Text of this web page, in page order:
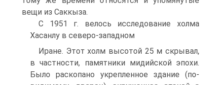
вещи из Саккыза.
C 1951 г. велось исследование холма
Хасанлу в северо-западном
Иране. Этот холм высотой 25 м скрывал,
в частности, памятники мидийской эпохи.
Было раскопано укрепленное здание (по-